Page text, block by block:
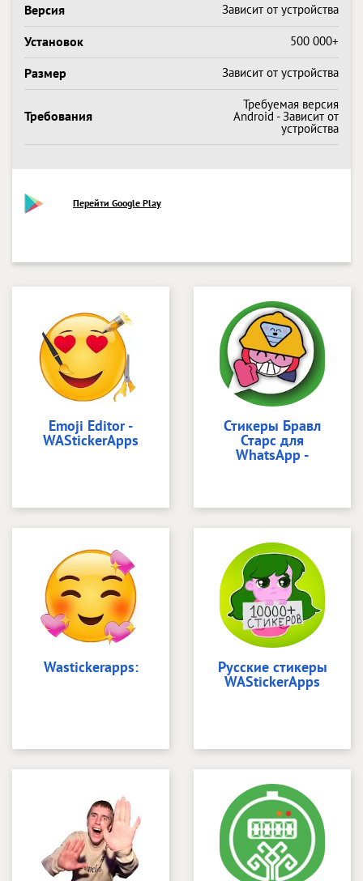
Версия Зависит от устройства
Установок 500 000+
Размер Зависит от устройства
Требования
Требуемая версия
Android - Зависит от
устройства
Перейти Google Play
Emoji Editor -
WAStickerApps
Стикеры Бравл
Старс для
WhatsApp -
Wastickerapps: Русские стикеры
WAStickerApps